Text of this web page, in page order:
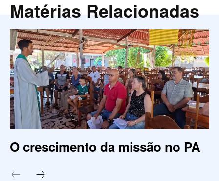
Matérias Relacionadas
O crescimento da missão no PA